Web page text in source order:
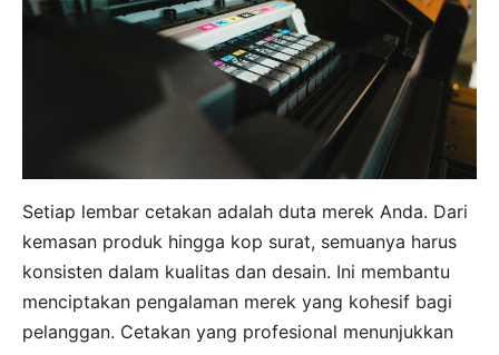
Setiap lembar cetakan adalah duta merek Anda. Dari
kemasan produk hingga kop surat, semuanya harus
konsisten dalam kualitas dan desain. Ini membantu
menciptakan pengalaman merek yang kohesif bagi
pelanggan. Cetakan yang profesional menunjukkan